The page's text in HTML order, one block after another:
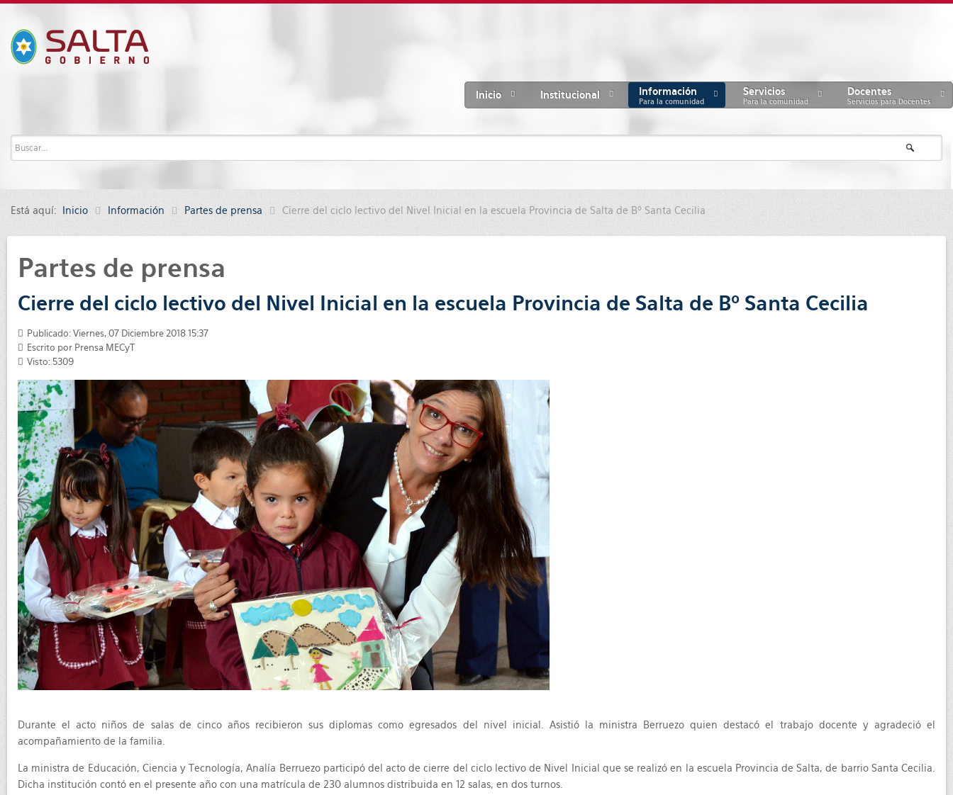
Inicio Institucional Información
Para la comunidad
Servicios
Para la comunidad
Docentes
Servicios para Docentes
Está aquí: Inicio Información Partes de prensa Cierre del ciclo lectivo del Nivel Inicial en la escuela Provincia de Salta de Bº Santa Cecilia
Partes de prensa
Cierre del ciclo lectivo del Nivel Inicial en la escuela Provincia de Salta de Bº Santa Cecilia
Publicado: Viernes, 07 Diciembre 2018 15:37
Escrito por Prensa MECyT
Visto: 5309
Durante el acto niños de salas de cinco años recibieron sus diplomas como egresados del nivel inicial. Asistió la ministra Berruezo quien destacó el trabajo docente y agradeció el
acompañamiento de la familia.
La ministra de Educación, Ciencia y Tecnología, Analía Berruezo participó del acto de cierre del ciclo lectivo de Nivel Inicial que se realizó en la escuela Provincia de Salta, de barrio Santa Cecilia.
Dicha institución contó en el presente año con una matrícula de 230 alumnos distribuida en 12 salas, en dos turnos.